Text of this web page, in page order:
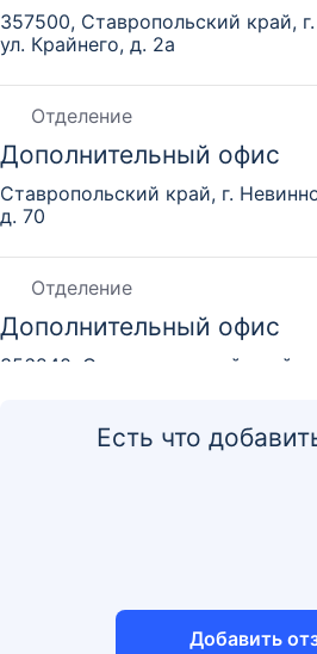
357500, Ставропольский край,
ул. Крайнего, д. 2а
Отделение
Дополнительный офис
Ставропольский край, г.
д. 70
Отделение
Дополнительный офис
356240, Ставропольский край, г.
Есть что
Добавить